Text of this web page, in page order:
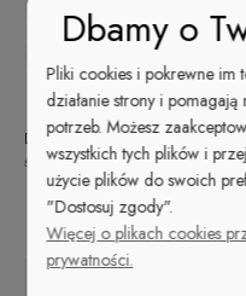
Dostępność:
średnia ilość
Wysyłka w:
48 godzin
Cena nie zawiera
Opis
Dbamy o
Pliki cookies i pokrewne im
działanie strony i
potrzeb. Możesz
wszystkich tych plików i
użycie plików do swoich
"Dostosuj zgody".
Więcej o plikach cookies
prywatności.